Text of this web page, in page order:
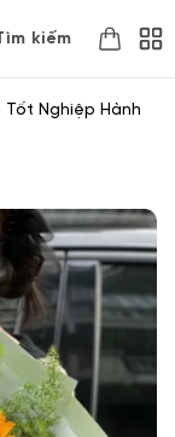
kiếm
Tốt Nghiệp Hành